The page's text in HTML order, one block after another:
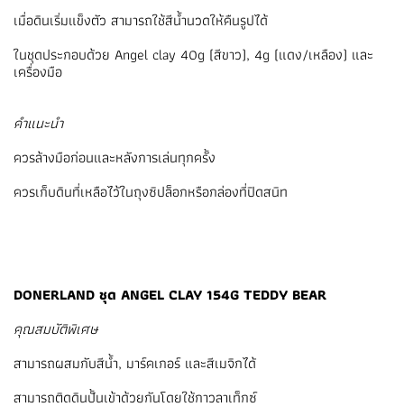
เมื่อดินเริ่มแข็งตัว สามารถใช้สีน้ำนวดให้คืนรูปได้
ในชุดประกอบด้วย Angel clay 40g (สีขาว), 4g (แดง/เหลือง) และ
เครื่องมือ
คำแนะนำ
ควรล้างมือก่อนและหลังการเล่นทุกครั้ง
ควรเก็บดินที่เหลือไว้ในถุงซิปล็อกหรือกล่องที่ปิดสนิท
DONERLAND ชุด ANGEL CLAY 154G TEDDY BEAR
คุณสมบัติพิเศษ
สามารถผสมกับสีน้ำ, มาร์คเกอร์ และสีเมจิกได้
สามารถติดดินปั้นเข้าด้วยกันโดยใช้กาวลาเท็กซ์